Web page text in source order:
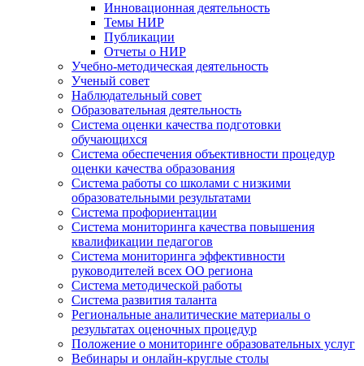
Инновационная деятельность
Темы НИР
Публикации
Отчеты о НИР
Учебно-методическая деятельность
Ученый совет
Наблюдательный совет
Образовательная деятельность
Система оценки качества подготовки
обучающихся
Система обеспечения объективности процедур
оценки качества образования
Система работы со школами с низкими
образовательными результатами
Система профориентации
Система мониторинга качества повышения
квалификации педагогов
Система мониторинга эффективности
руководителей всех ОО региона
Система методической работы
Система развития таланта
Региональные аналитические материалы о
результатах оценочных процедур
Положение о мониторинге образовательных услуг
Вебинары и онлайн-круглые столы